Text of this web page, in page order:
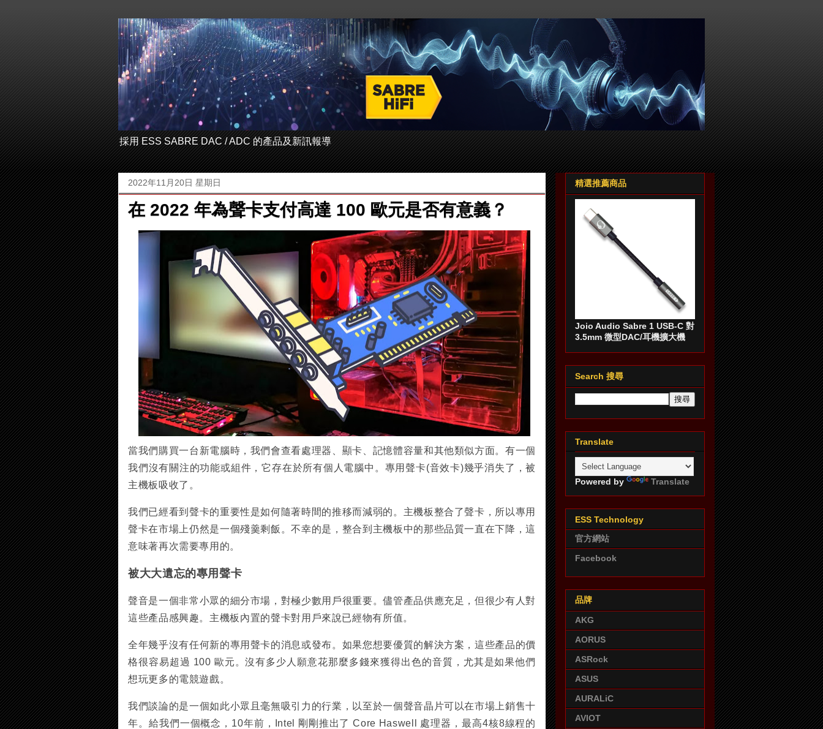
採用 ESS SABRE DAC / ADC 的產品及新訊報導
2022年11月20日 星期日
在 2022 年為聲卡支付高達 100 歐元是否有意義？
當我們購買一台新電腦時，我們會查看處理器、顯卡、記憶體容量和其他類似方面。有一個
我們沒有關注的功能或組件，它存在於所有個人電腦中。專用聲卡(音效卡)幾乎消失了，被
主機板吸收了。
我們已經看到聲卡的重要性是如何隨著時間的推移而減弱的。主機板整合了聲卡，所以專用
聲卡在市場上仍然是一個殘羹剩飯。不幸的是，整合到主機板中的那些品質一直在下降，這
意味著再次需要專用的。
被大大遺忘的專用聲卡
聲音是一個非常小眾的細分市場，對極少數用戶很重要。儘管產品供應充足，但很少有人對
這些產品感興趣。主機板內置的聲卡對用戶來說已經物有所值。
全年幾乎沒有任何新的專用聲卡的消息或發布。如果您想要優質的解決方案，這些產品的價
格很容易超過 100 歐元。沒有多少人願意花那麼多錢來獲得出色的音質，尤其是如果他們
想玩更多的電競遊戲。
我們談論的是一個如此小眾且毫無吸引力的行業，以至於一個聲音晶片可以在市場上銷售十
年。給我們一個概念，10年前，Intel 剛剛推出了 Core Haswell 處理器，最高4核8線程的
精選推薦商品
Joio Audio Sabre 1 USB-C 對
3.5mm 微型DAC/耳機擴大機
Search 搜尋
Translate
Powered by Translate
ESS Technology
官方網站
Facebook
品牌
AKG
AORUS
ASRock
ASUS
AURALiC
AVIOT